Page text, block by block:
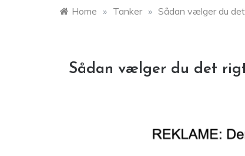
Home » Tanker » Sådan vælger du
Sådan vælger du det